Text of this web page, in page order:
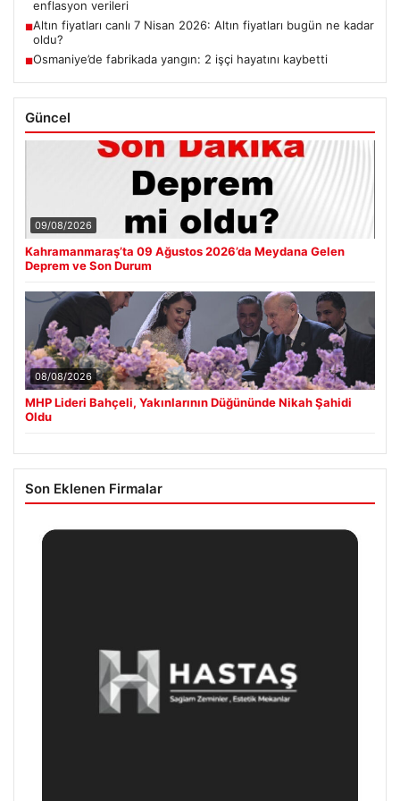
enflasyon verileri
■Altın fiyatları canlı 7 Nisan 2026: Altın fiyatları bugün ne kadar
oldu?
■Osmaniye’de fabrikada yangın: 2 işçi hayatını kaybetti
Güncel
09/08/2026
Kahramanmaraş’ta 09 Ağustos 2026’da Meydana Gelen
Deprem ve Son Durum
08/08/2026
MHP Lideri Bahçeli, Yakınlarının Düğününde Nikah Şahidi
Oldu
Son Eklenen Firmalar